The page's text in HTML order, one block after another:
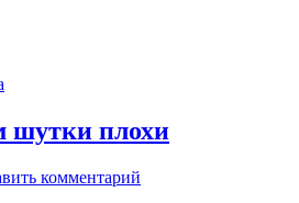
шутки плохи
комментарий